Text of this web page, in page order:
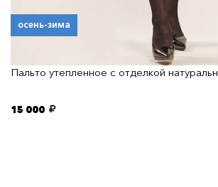
осень-зима
Пальто утепленное с отделкой
15 000